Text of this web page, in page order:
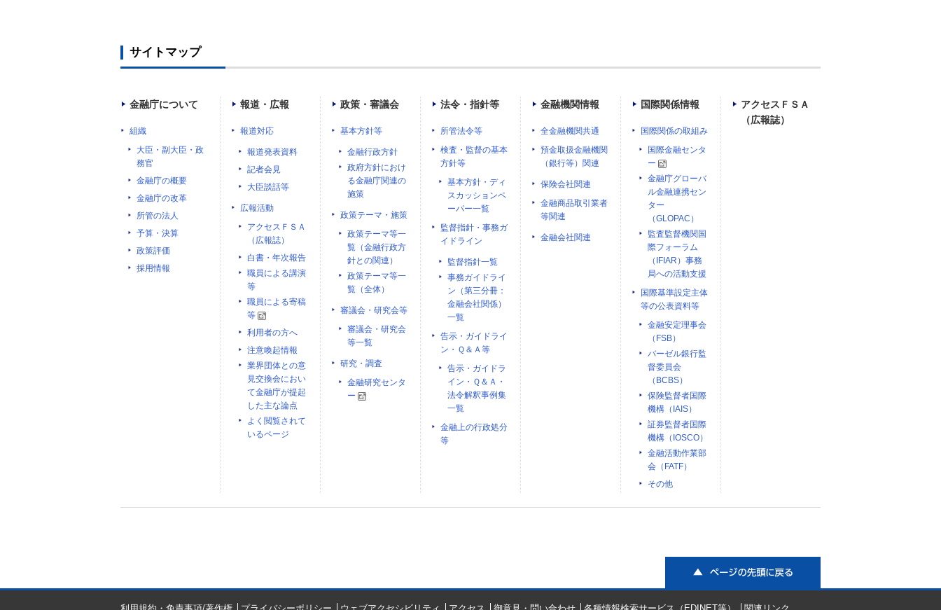
サイトマップ
金融庁について
組織
大臣・副大臣・政
務官
金融庁の概要
金融庁の改革
所管の法人
予算・決算
政策評価
採用情報
報道・広報
報道対応
報道発表資料
記者会見
大臣談話等
広報活動
アクセスＦＳＡ
（広報誌）
白書・年次報告
職員による講演
等
職員による寄稿
等
利用者の方へ
注意喚起情報
業界団体との意
見交換会におい
て金融庁が提起
した主な論点
よく閲覧されて
いるページ
政策・審議会
基本方針等
金融行政方針
政府方針におけ
る金融庁関連の
施策
政策テーマ・施策
政策テーマ等一
覧（金融行政方
針との関連）
政策テーマ等一
覧（全体）
審議会・研究会等
審議会・研究会
等一覧
研究・調査
金融研究センタ
ー
法令・指針等
所管法令等
検査・監督の基本
方針等
基本方針・ディ
スカッションペ
ーパー一覧
監督指針・事務ガ
イドライン
監督指針一覧
事務ガイドライ
ン（第三分冊：
金融会社関係）
一覧
告示・ガイドライ
ン・Ｑ＆Ａ等
告示・ガイドラ
イン・Ｑ＆Ａ・
法令解釈事例集
一覧
金融上の行政処分
等
金融機関情報
全金融機関共通
預金取扱金融機関
（銀行等）関連
保険会社関連
金融商品取引業者
等関連
金融会社関連
国際関係情報
国際関係の取組み
国際金融センタ
ー
金融庁グローバ
ル金融連携セン
ター
（GLOPAC）
監査監督機関国
際フォーラム
（IFIAR）事務
局への活動支援
国際基準設定主体
等の公表資料等
金融安定理事会
（FSB）
バーゼル銀行監
督委員会
（BCBS）
保険監督者国際
機構（IAIS）
証券監督者国際
機構（IOSCO）
金融活動作業部
会（FATF）
その他
アクセスＦＳＡ
（広報誌）